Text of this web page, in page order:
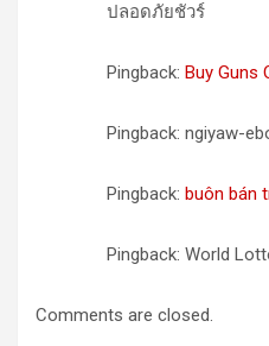
ปลอดภัยชัวร์
Pingback: Buy Guns
Pingback: ngiyaw-
Pingback: buôn bán
Pingback: World
Comments are closed.